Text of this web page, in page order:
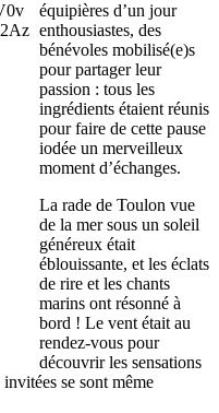
équipières d’un jour
enthousiastes, des
bénévoles mobilisé(e)s
pour partager leur
passion : tous les
ingrédients étaient réunis
pour faire de cette pause
iodée un merveilleux
moment d’échanges.
La rade de Toulon vue
de la mer sous un soleil
généreux était
éblouissante, et les éclats
de rire et les chants
marins ont résonné à
bord ! Le vent était au
rendez-vous pour
découvrir les sensations
se sont même